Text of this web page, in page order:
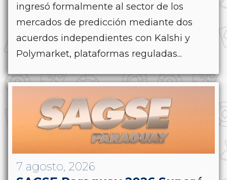
ingresó formalmente al sector de los
mercados de predicción mediante dos
acuerdos independientes con Kalshi y
Polymarket, plataformas reguladas...
7 agosto, 2026